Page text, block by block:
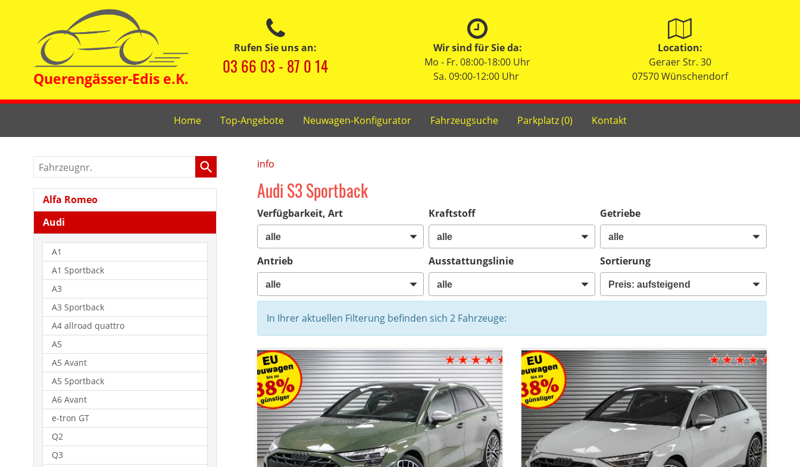
Rufen Sie uns an:
03 66 03 - 87 0 14
Wir sind für Sie da:
Mo - Fr. 08:00-18:00 Uhr
Sa. 09:00-12:00 Uhr
Location:
Geraer Str. 30
07570 Wünschendorf
Home Top-Angebote Neuwagen-Konfigurator Fahrzeugsuche Parkplatz (0) Kontakt
info
Audi S3 Sportback
Verfügbarkeit, Art Kraftstoff Getriebe
Antrieb Ausstattungslinie Sortierung
In Ihrer aktuellen Filterung befinden sich 2Fahrzeuge:
Fahrzeugnr.
Alfa Romeo
Audi
A1
A1 Sportback
A3
A3 Sportback
A4 allroad quattro
A5
A5 Avant
A5 Sportback
A6 Avant
e-tron GT
Q2
Q3